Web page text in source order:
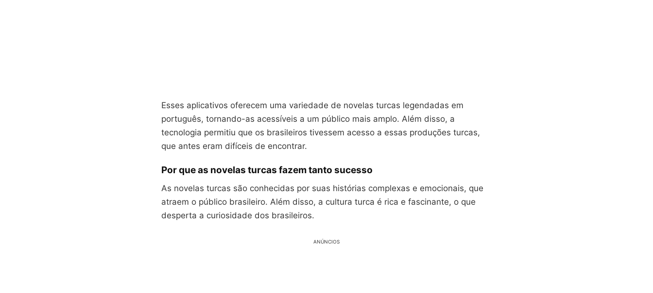
Esses aplicativos oferecem uma variedade de novelas turcas legendadas em
português, tornando-as acessíveis a um público mais amplo. Além disso, a
tecnologia permitiu que os brasileiros tivessem acesso a essas produções turcas,
que antes eram difíceis de encontrar.
Por que as novelas turcas fazem tanto sucesso
As novelas turcas são conhecidas por suas histórias complexas e emocionais, que
atraem o público brasileiro. Além disso, a cultura turca é rica e fascinante, o que
desperta a curiosidade dos brasileiros.
ANÚNCIOS